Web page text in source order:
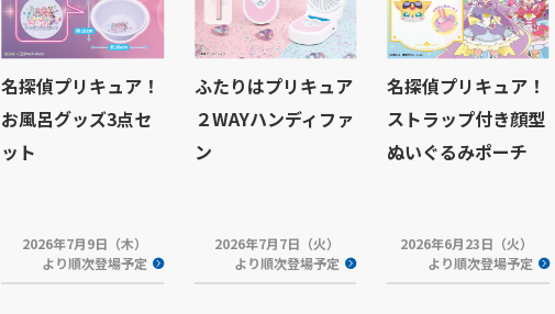
名探偵プリキュア！
お風呂グッズ3点セ
ット
2026年7月9日（木）
より順次登場予定
ふたりはプリキュア
２WAYハンディファ
ン
2026年7月7日（火）
より順次登場予定
名探偵プリキュア！
ストラップ付き顔型
ぬいぐるみポーチ
2026年6月23日（火）
より順次登場予定